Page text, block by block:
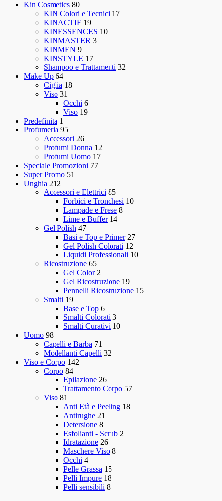
Kin Cosmetics 80
KIN Colori e Tecnici 17
KINACTIF 19
KINESSENCES 10
KINMASTER 3
KINMEN 9
KINSTYLE 17
Shampoo e Trattamenti 32
Make Up 64
Ciglia 18
Viso 31
Occhi 6
Viso 19
Predefinita 1
Profumeria 95
Accessori 26
Profumi Donna 12
Profumi Uomo 17
Speciale Promozioni 77
Super Promo 51
Unghia 212
Accessori e Elettrici 85
Forbici e Tronchesi 10
Lampade e Frese 8
Lime e Buffer 14
Gel Polish 47
Basi e Top e Primer 27
Gel Polish Colorati 12
Liquidi Professionali 10
Ricostruzione 65
Gel Color 2
Gel Ricostruzione 19
Pennelli Ricostruzione 15
Smalti 19
Base e Top 6
Smalti Colorati 3
Smalti Curativi 10
Uomo 98
Capelli e Barba 71
Modellanti Capelli 32
Viso e Corpo 142
Corpo 84
Epilazione 26
Trattamento Corpo 57
Viso 81
Anti Età e Peeling 18
Antirughe 21
Detersione 8
Esfolianti - Scrub 2
Idratazione 26
Maschere Viso 8
Occhi 4
Pelle Grassa 15
Pelli Impure 18
Pelli sensibili 8